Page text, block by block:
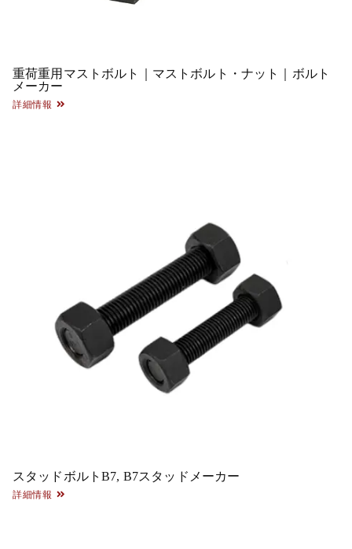
重荷重用マストボルト｜マストボルト・ナット｜ボルト
メーカー
詳細情報
スタッドボルトB7, B7スタッドメーカー
詳細情報